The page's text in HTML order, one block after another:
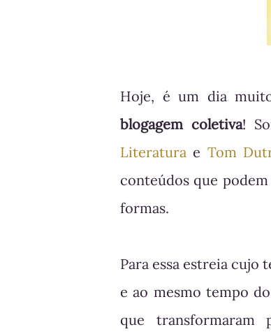
Hoje, é um dia
blogagem coletiva!
Literatura e Tom
conteúdos que
formas.
Para essa estreia
e ao mesmo tempo do
que transformaram